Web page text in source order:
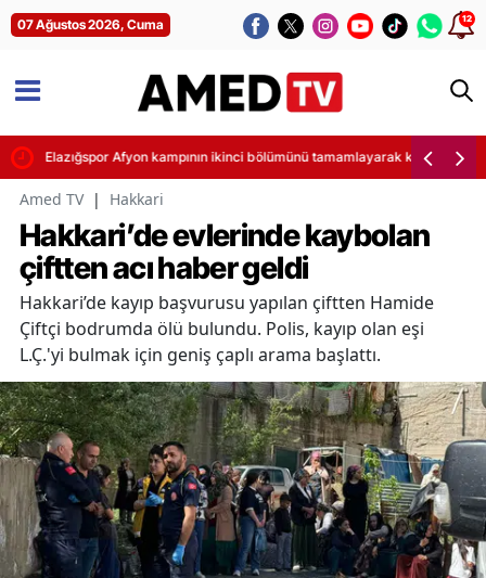
07 Ağustos 2026, Cuma 12
Elazığspor Afyon kampının ikinci bölümünü tamamlayarak kısa bir tatile
Amed TV | Hakkari
Hakkari’de evlerinde kaybolan
çiftten acı haber geldi
Hakkari’de kayıp başvurusu yapılan çiftten Hamide
Çiftçi bodrumda ölü bulundu. Polis, kayıp olan eşi
L.Ç.'yi bulmak için geniş çaplı arama başlattı.